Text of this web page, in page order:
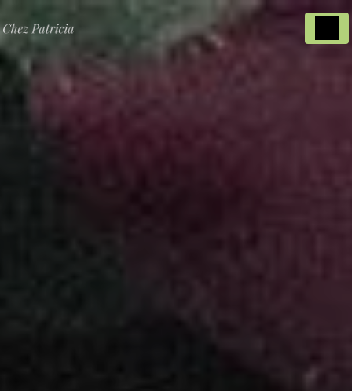
Panneau de gestion des cookies